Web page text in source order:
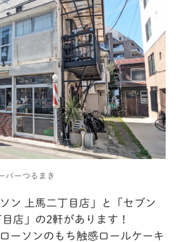
バーつるまき
ン 上馬二丁目店」と「セブン
店」の2軒があります！
ーソンのもち触感ロールケーキ